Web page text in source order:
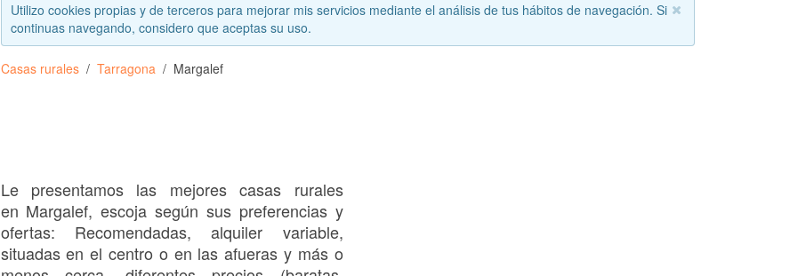
Utilizo cookies propias y de terceros para mejorar mis servicios mediante el análisis de tus hábitos de navegación. Si
continuas navegando, considero que aceptas su uso.
Casas rurales Tarragona Margalef
Le presentamos las mejores casas rurales
en Margalef, escoja según sus preferencias y
ofertas: Recomendadas, alquiler variable,
situadas en el centro o en las afueras y más o